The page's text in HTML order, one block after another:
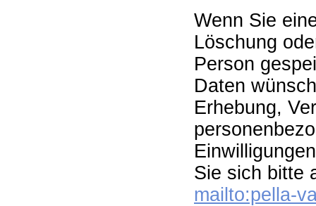
Wenn Sie
Löschung
Person
Daten
Erhebung,
Sie sich bitte
mailto:pella-